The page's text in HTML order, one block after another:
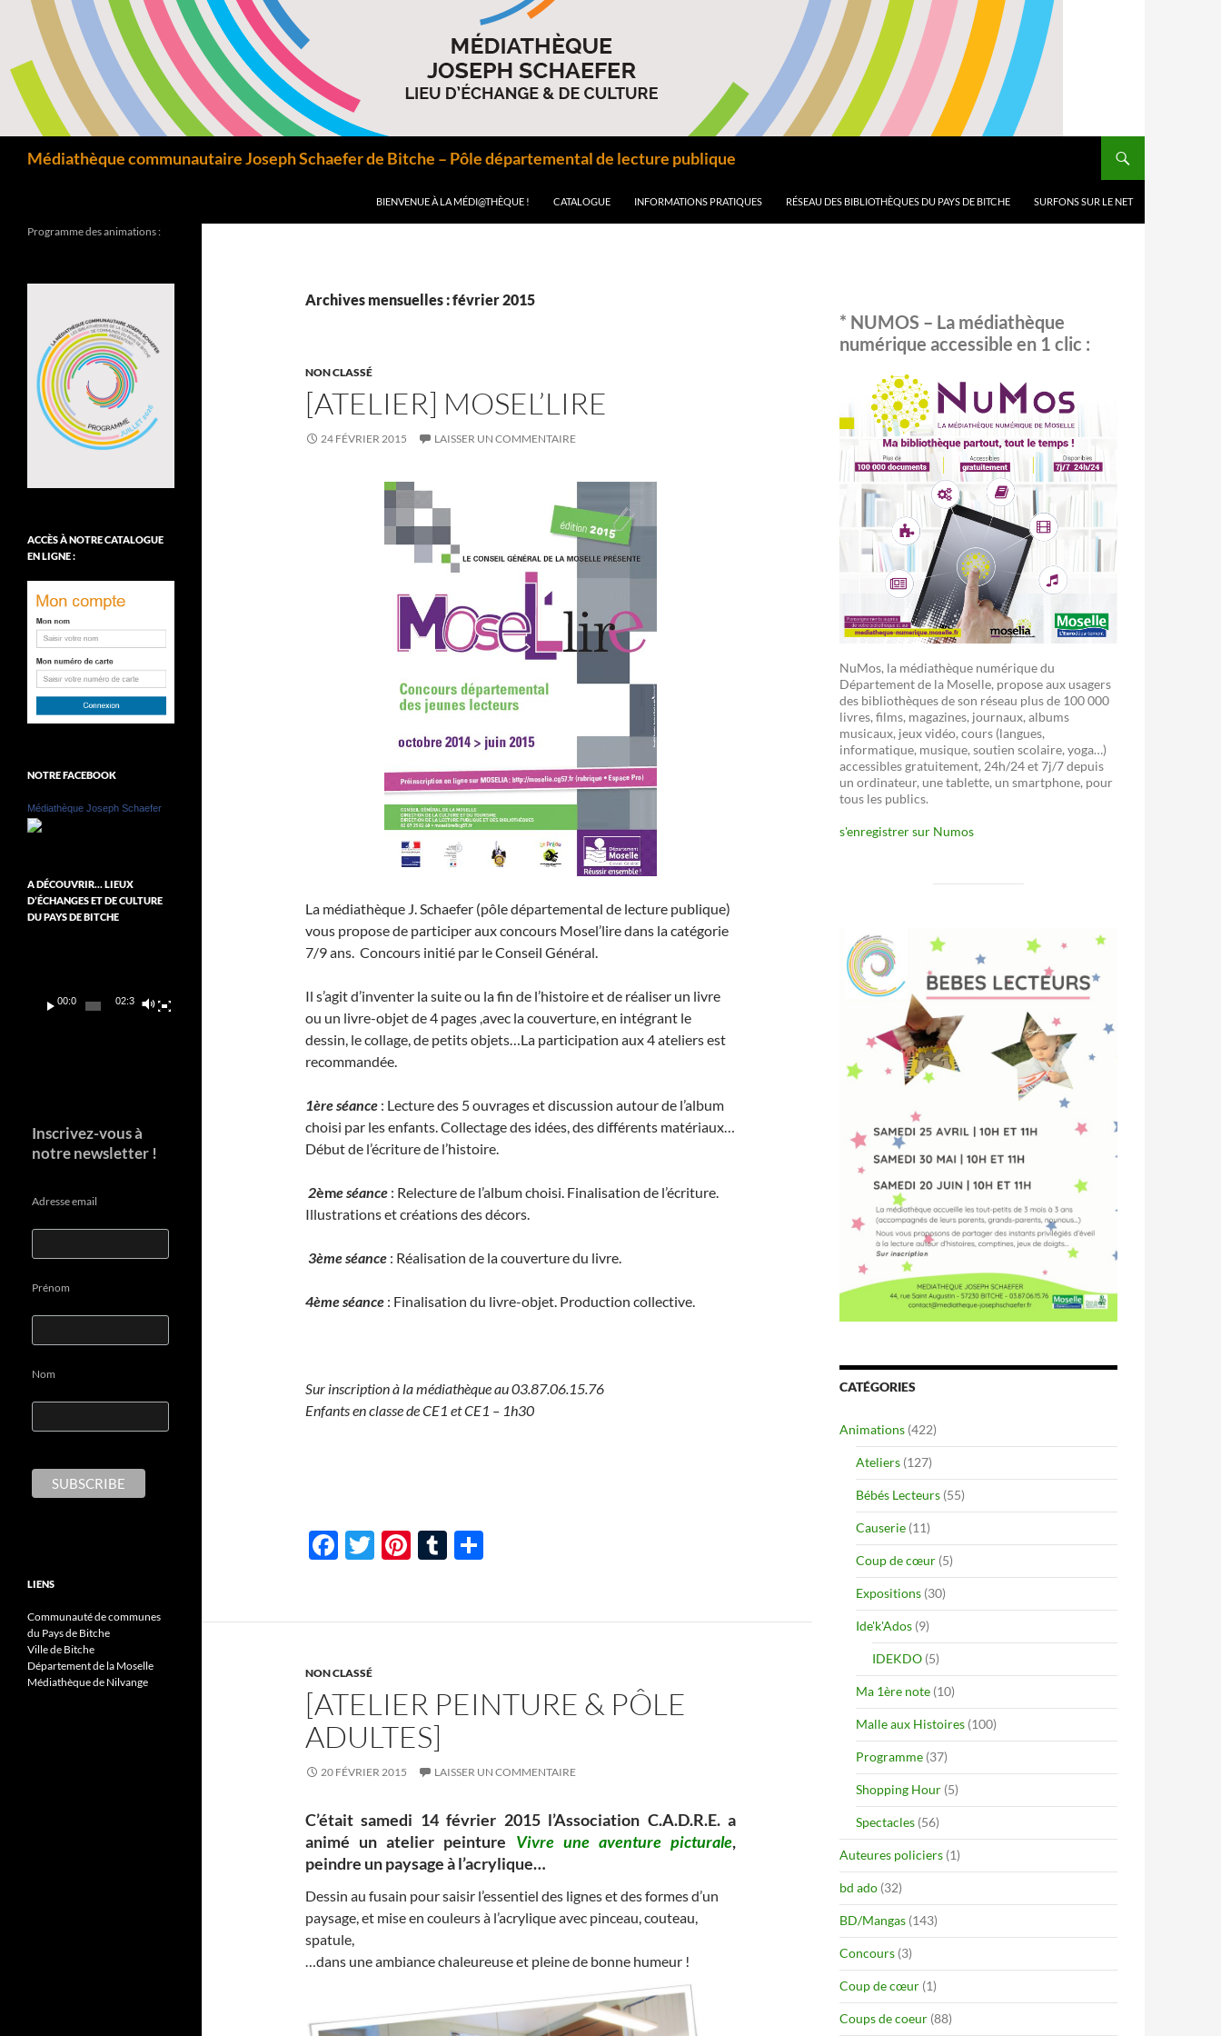
contenu
Médiathèque communautaire Joseph Schaefer de Bitche – Pôle départemental de lecture publique
BIENVENUE À LA MÉDI@THÈQUE ! CATALOGUE INFORMATIONS PRATIQUES RÉSEAU DES BIBLIOTHÈQUES DU PAYS DE BITCHE SURFONS SUR LE NET
Archives mensuelles : février 2015
NON CLASSÉ
[ATELIER] MOSEL’LIRE
24 FÉVRIER 2015 LAISSER UN COMMENTAIRE
La médiathèque J. Schaefer (pôle départemental de lecture publique)
vous propose de participer aux concours Mosel’lire dans la catégorie
7/9 ans. Concours initié par le Conseil Général.
Il s’agit d’inventer la suite ou la fin de l’histoire et de réaliser un livre
ou un livre-objet de 4 pages ,avec la couverture, en intégrant le
dessin, le collage, de petits objets…La participation aux 4 ateliers est
recommandée.
1ère séance : Lecture des 5 ouvrages et discussion autour de l’album
choisi par les enfants. Collectage des idées, des différents matériaux…
Début de l’écriture de l’histoire.
2ème séance : Relecture de l’album choisi. Finalisation de l’écriture.
Illustrations et créations des décors.
3ème séance : Réalisation de la couverture du livre.
4ème séance : Finalisation du livre-objet. Production collective.
Sur inscription à la médiathèque au 03.87.06.15.76
Enfants en classe de CE1 et CE1 – 1h30
F
b
o
o
k
T
er
Pi
es
T
bl g
NON CLASSÉ
[ATELIER PEINTURE & PÔLE
ADULTES]
20 FÉVRIER 2015 LAISSER UN COMMENTAIRE
C’était samedi 14 février 2015 l’Association C.A.D.R.E. a
animé un atelier peinture Vivre une aventure picturale,
peindre un paysage à l’acrylique…
Dessin au fusain pour saisir l’essentiel des lignes et des formes d’un
paysage, et mise en couleurs à l’acrylique avec pinceau, couteau,
spatule,
…dans une ambiance chaleureuse et pleine de bonne humeur !
* NUMOS – La médiathèque
numérique accessible en 1 clic :
NuMos, la médiathèque numérique du
Département de la Moselle, propose aux usagers
des bibliothèques de son réseau plus de 100 000
livres, films, magazines, journaux, albums
musicaux, jeux vidéo, cours (langues,
informatique, musique, soutien scolaire, yoga…)
accessibles gratuitement, 24h/24 et 7j/7 depuis
un ordinateur, une tablette, un smartphone, pour
tous les publics.
s'enregistrer sur Numos
CATÉGORIES
Animations (422)
Ateliers (127)
Bébés Lecteurs (55)
Causerie (11)
Coup de cœur (5)
Expositions (30)
Ide'k'Ados (9)
IDEKDO (5)
Ma 1ère note (10)
Malle aux Histoires (100)
Programme (37)
Shopping Hour (5)
Spectacles (56)
Auteures policiers (1)
bd ado (32)
BD/Mangas (143)
Concours (3)
Coup de cœur (1)
Coups de coeur (88)
Programme des animations :
ACCÈS À NOTRE CATALOGUE
EN LIGNE :
NOTRE FACEBOOK
Médiathèque Joseph Schaefer
A DÉCOUVRIR… LIEUX
D’ÉCHANGES ET DE CULTURE
DU PAYS DE BITCHE
00:00 02:37
Inscrivez-vous à
notre newsletter !
Adresse email
Prénom
Nom
LIENS
Communauté de communes
du Pays de Bitche
Ville de Bitche
Département de la Moselle
Médiathèque de Nilvange